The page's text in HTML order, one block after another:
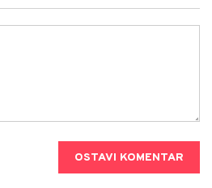
OSTAVI KOMENTAR